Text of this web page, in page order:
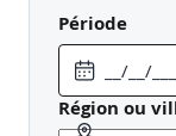
Saignement
Étouffement
Malaise
Période
Région ou